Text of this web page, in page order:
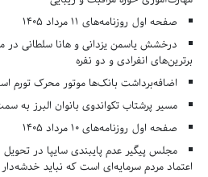
صفحه اول روزنامه‌های 11 مرداد 1405
درخشش یاسمن یزدانی و هانا سلطانی در
برترین‌های انفرادی و دو نفره
اضافه‌برداشت بانک‌ها موتور محرک تورم
مسیر پرشتاب تکواندوی بانوان البرز به
صفحه اول روزنامه‌های 10 مرداد 1405
مجلس پیگیر عدم پایبندی سایپا در
اعتماد مردم سرمایه‌ای است که نباید